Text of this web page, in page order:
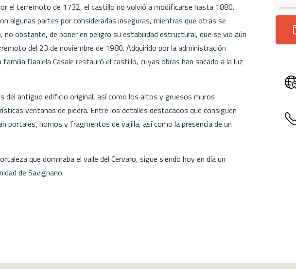
el terremoto de 1732, el castillo no volvió a modificarse hasta 1880.
algunas partes por considerarlas inseguras, mientras que otras se
no obstante, de poner en peligro su estabilidad estructural, que se vio aún
del 23 de noviembre de 1980. Adquirido por la administración
Daniela Casale restauró el castillo, cuyas obras han sacado a la luz
del antiguo edificio original, así como los altos y gruesos muros
ventanas de piedra. Entre los detalles destacados que consiguen
portales, hornos y fragmentos de vajilla, así como la presencia de un
que dominaba el valle del Cervaro, sigue siendo hoy en día un
de Savignano.